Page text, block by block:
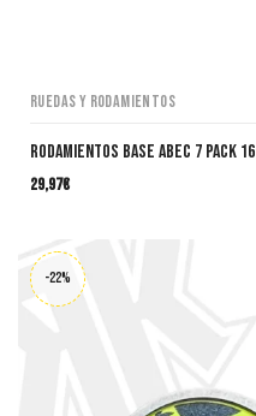
Ruedas y Rodamientos
Rodamientos BASE ABEC 7 Pack 16
29,97€
-22%